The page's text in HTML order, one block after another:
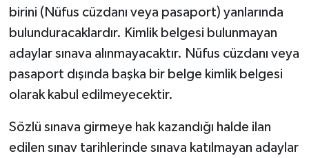
birini (Nüfus cüzdanı veya pasaport) yanlarında
bulunduracaklardır. Kimlik belgesi bulunmayan
adaylar sınava alınmayacaktır. Nüfus cüzdanı veya
pasaport dışında başka bir belge kimlik belgesi
olarak kabul edilmeyecektir.
Sözlü sınava girmeye hak kazandığı halde ilan
edilen sınav tarihlerinde sınava katılmayan adaylar